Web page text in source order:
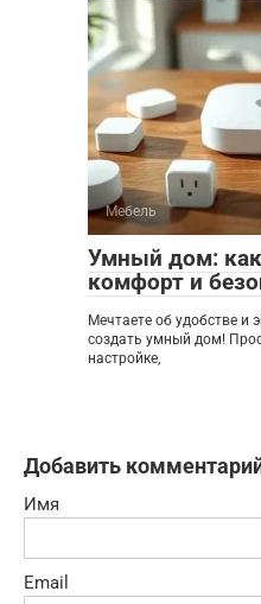
Мебель
Умный дом:
комфорт и
Мечтаете об удобстве и
создать умный дом!
настройке,
Добавить
Имя
Email